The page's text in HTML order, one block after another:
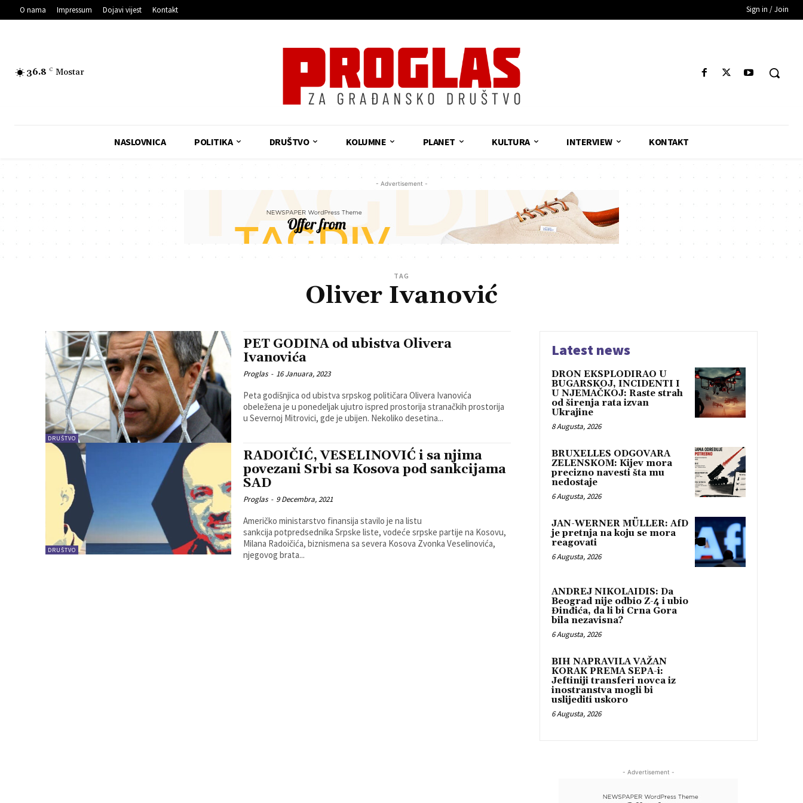
O nama Impressum Dojavi vijest Kontakt Sign in / Join
36.8 C Mostar
NASLOVNICA POLITIKA DRUŠTVO KOLUMNE PLANET KULTURA INTERVIEW KONTAKT
- Advertisement -
TAG
Oliver Ivanović
DRUŠTVO
PET GODINA od ubistva Olivera
Ivanovića
Proglas - 16 Januara, 2023
Peta godišnjica od ubistva srpskog političara Olivera Ivanovića
obeležena je u ponedeljak ujutro ispred prostorija stranačkih prostorija
u Severnoj Mitrovici, gde je ubijen. Nekoliko desetina...
DRUŠTVO
RADOIČIĆ, VESELINOVIĆ i sa njima
povezani Srbi sa Kosova pod sankcijama
SAD
Proglas - 9 Decembra, 2021
Američko ministarstvo finansija stavilo je na listu
sankcija potpredsednika Srpske liste, vodeće srpske partije na Kosovu,
Milana Radoičića, biznismena sa severa Kosova Zvonka Veselinovića,
njegovog brata...
Latest news
DRON EKSPLODIRAO U
BUGARSKOJ, INCIDENTI I
U NJEMAČKOJ: Raste strah
od širenja rata izvan
Ukrajine
8 Augusta, 2026
BRUXELLES ODGOVARA
ZELENSKOM: Kijev mora
precizno navesti šta mu
nedostaje
6 Augusta, 2026
JAN-WERNER MÜLLER: AfD
je pretnja na koju se mora
reagovati
6 Augusta, 2026
ANDREJ NIKOLAIDIS: Da
Beograd nije odbio Z-4 i ubio
Đinđića, da li bi Crna Gora
bila nezavisna?
6 Augusta, 2026
BIH NAPRAVILA VAŽAN
KORAK PREMA SEPA-i:
Jeftiniji transferi novca iz
inostranstva mogli bi
uslijediti uskoro
6 Augusta, 2026
- Advertisement -